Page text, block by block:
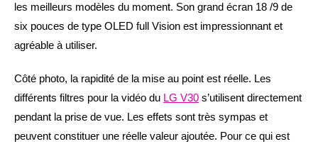
les meilleurs modèles du moment. Son grand écran 18 /9 de
six pouces de type OLED full Vision est impressionnant et
agréable à utiliser.
Côté photo, la rapidité de la mise au point est réelle. Les
différents filtres pour la vidéo du LG V30 s’utilisent directement
pendant la prise de vue. Les effets sont très sympas et
peuvent constituer une réelle valeur ajoutée. Pour ce qui est